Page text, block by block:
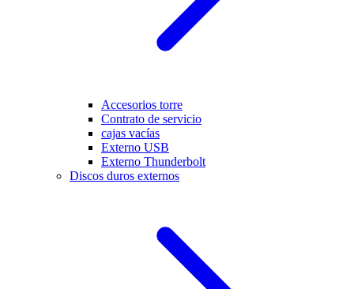
Accesorios torre
Contrato de servicio
cajas vacías
Externo USB
Externo Thunderbolt
Discos duros externos